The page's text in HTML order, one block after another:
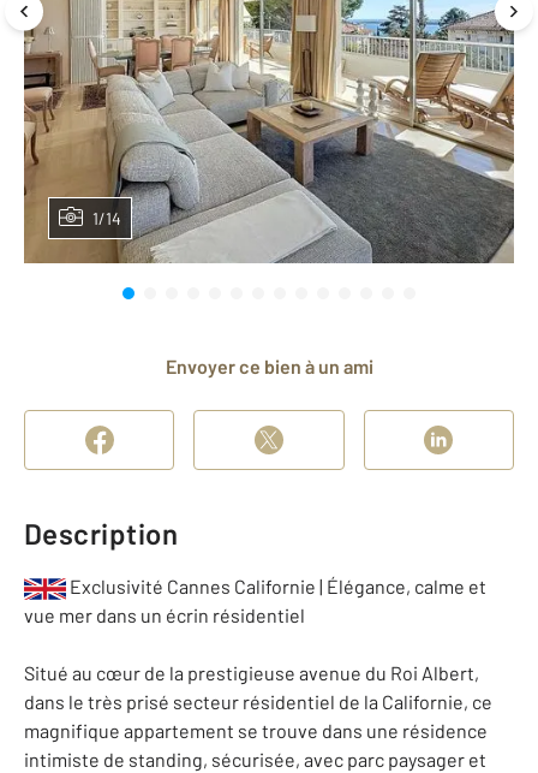
1/14
Envoyer ce bien à un ami
Description
Exclusivité Cannes Californie | Élégance, calme et
vue mer dans un écrin résidentiel
Situé au cœur de la prestigieuse avenue du Roi Albert,
dans le très prisé secteur résidentiel de la Californie, ce
magnifique appartement se trouve dans une résidence
intimiste de standing, sécurisée, avec parc paysager et